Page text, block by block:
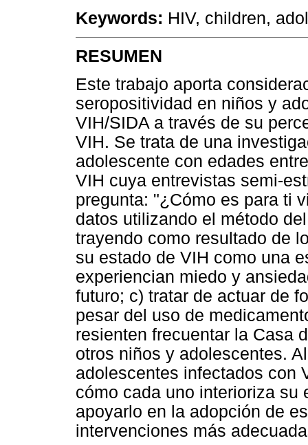
Keywords: HIV, children,
RESUMEN
Este trabajo aporta
seropositividad en niños y
VIH/SIDA a través de su
VIH. Se trata de una
adolescente con edades
VIH cuya entrevistas semi-
pregunta: "¿Cómo es para ti
datos utilizando el método
trayendo como resultado de
su estado de VIH como una
experiencian miedo y
futuro; c) tratar de actuar de
pesar del uso de
resienten frecuentar la Casa
otros niños y adolescentes.
adolescentes infectados con
cómo cada uno interioriza su
apoyarlo en la adopción de
intervenciones más